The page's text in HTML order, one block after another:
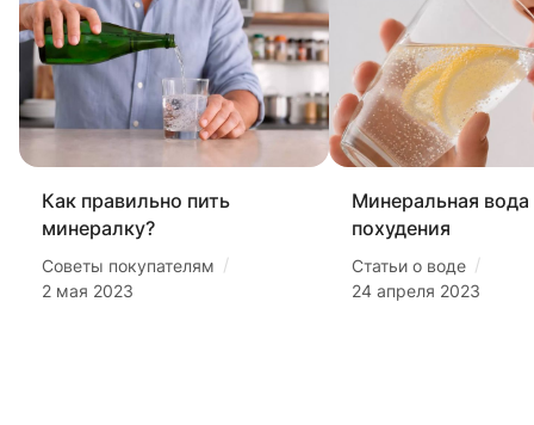
Как правильно пить
минералку?
Советы покупателям /
2 мая 2023
Минеральная вода
похудения
Статьи о воде /
24 апреля 2023